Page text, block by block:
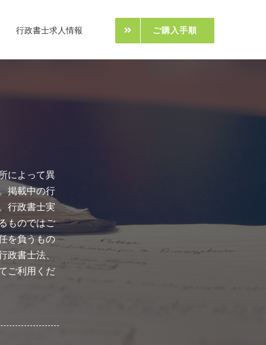
行政書士求人情報 ご購入手順
によって異
掲載中の行
行政書士実
ものではご
を負うもの
書士法、
ご利用くだ